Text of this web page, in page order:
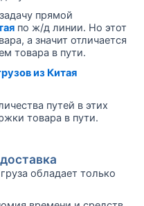
прямой
по ж/д линии. Но этот
а значит отличается
товара в пути.
из Китая
путей в этих
товара в пути.
обладает только